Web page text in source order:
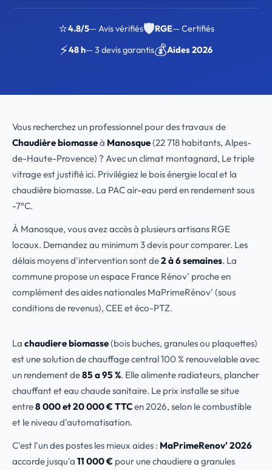
⭐4.8/5— Avis vérifiés🛡️RGE— Certifiés
⚡48 h— 3 devis garantis💰Aides 2026
Vous recherchez un professionnel pour des travaux de
Chaudière biomasseà Manosque(22 718 habitants, Alpes-
de-Haute-Provence) ? Avec un climat montagnard, Le triple
vitrage est justifié ici. Privilégiez le bois énergie local et la
chaudière biomasse. La PAC air-eau perd en rendement sous
-7°C.
À Manosque, vous avez accès à plusieurs artisans RGE
locaux. Demandez au minimum 3 devis pour comparer. Les
délais moyens d'intervention sont de2 à 6 semaines. La
commune propose un espace France Rénov' proche en
complément des aides nationales MaPrimeRénov' (sous
conditions de revenus), CEE et éco-PTZ.
La chaudiere biomasse(bois buches, granules ou plaquettes)
est une solution de chauffage central 100 % renouvelable avec
un rendement de85 a 95 %. Elle alimente radiateurs, plancher
chauffant et eau chaude sanitaire. Le prix installe se situe
entre8 000 et 20 000 € TTCen 2026, selon le combustible
et le niveau d'automatisation.
C'est l'un des postes les mieux aides : MaPrimeRenov' 2026
accorde jusqu'a 11 000 € pour une chaudiere a granules